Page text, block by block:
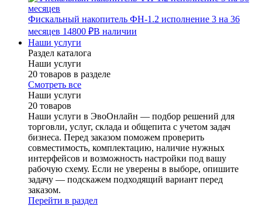
Фискальный накопитель ФН-1.2 исполнение 3 на 36
месяцев 14800 ₽В наличии
Наши услуги
Раздел каталога
Наши услуги
20 товаров в разделе
Смотреть все
Наши услуги
20 товаров
Наши услуги в ЭвоОнлайн — подбор решений для
торговли, услуг, склада и общепита с учетом задач
бизнеса. Перед заказом поможем проверить
совместимость, комплектацию, наличие нужных
интерфейсов и возможность настройки под вашу
рабочую схему. Если не уверены в выборе, опишите
задачу — подскажем подходящий вариант перед
заказом.
Перейти в раздел